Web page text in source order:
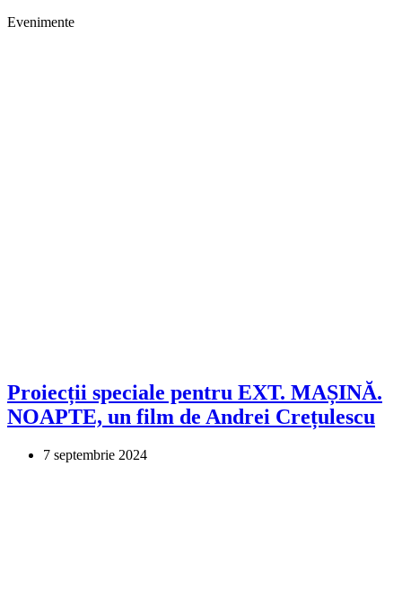
Evenimente
Proiecții speciale pentru EXT. MAȘINĂ.
NOAPTE, un film de Andrei Crețulescu
7 septembrie 2024